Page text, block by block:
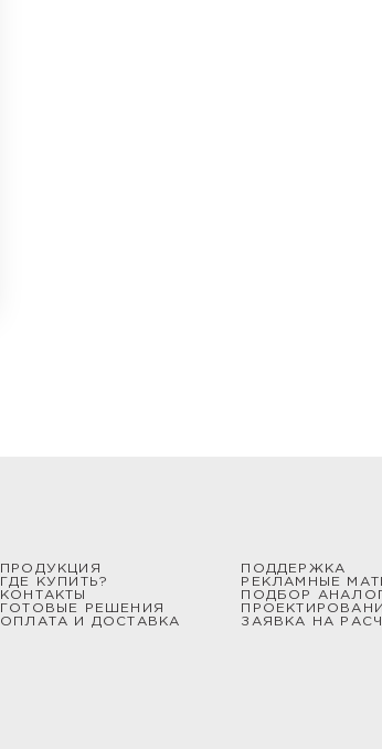
ПРОДУКЦИЯ
ГДЕ КУПИТЬ?
КОНТАКТЫ
ГОТОВЫЕ РЕШЕНИЯ
ОПЛАТА И ДОСТАВКА
ПОДДЕРЖКА
РЕКЛАМНЫЕ
ПОДБОР
ЗАЯВКА НА